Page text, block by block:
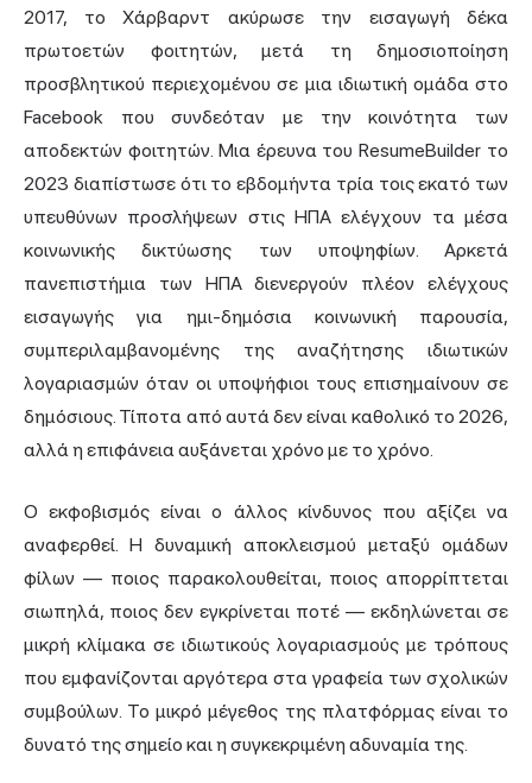
2017, το Χάρβαρντ ακύρωσε την εισαγωγή δέκα
πρωτοετών φοιτητών, μετά τη δημοσιοποίηση
προσβλητικού περιεχομένου σε μια ιδιωτική ομάδα στο
Facebook που συνδεόταν με την κοινότητα των
αποδεκτών φοιτητών. Μια έρευνα του ResumeBuilder το
2023 διαπίστωσε ότι το εβδομήντα τρία τοις εκατό των
υπευθύνων προσλήψεων στις ΗΠΑ ελέγχουν τα μέσα
κοινωνικής δικτύωσης των υποψηφίων. Αρκετά
πανεπιστήμια των ΗΠΑ διενεργούν πλέον ελέγχους
εισαγωγής για ημι-δημόσια κοινωνική παρουσία,
συμπεριλαμβανομένης της αναζήτησης ιδιωτικών
λογαριασμών όταν οι υποψήφιοι τους επισημαίνουν σε
δημόσιους. Τίποτα από αυτά δεν είναι καθολικό το 2026,
αλλά η επιφάνεια αυξάνεται χρόνο με το χρόνο.
Ο εκφοβισμός είναι ο άλλος κίνδυνος που αξίζει να
αναφερθεί. Η δυναμική αποκλεισμού μεταξύ ομάδων
φίλων — ποιος παρακολουθείται, ποιος απορρίπτεται
σιωπηλά, ποιος δεν εγκρίνεται ποτέ — εκδηλώνεται σε
μικρή κλίμακα σε ιδιωτικούς λογαριασμούς με τρόπους
που εμφανίζονται αργότερα στα γραφεία των σχολικών
συμβούλων. Το μικρό μέγεθος της πλατφόρμας είναι το
δυνατό της σημείο και η συγκεκριμένη αδυναμία της.